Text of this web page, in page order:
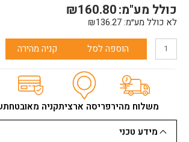
₪160.80כולל מע"מ:
לא כולל מע״מ: ₪136.27
הוספה לסל קניה מהירה
משלוח מהירפריסה ארציתקניה מאובטחת
מידע טכני